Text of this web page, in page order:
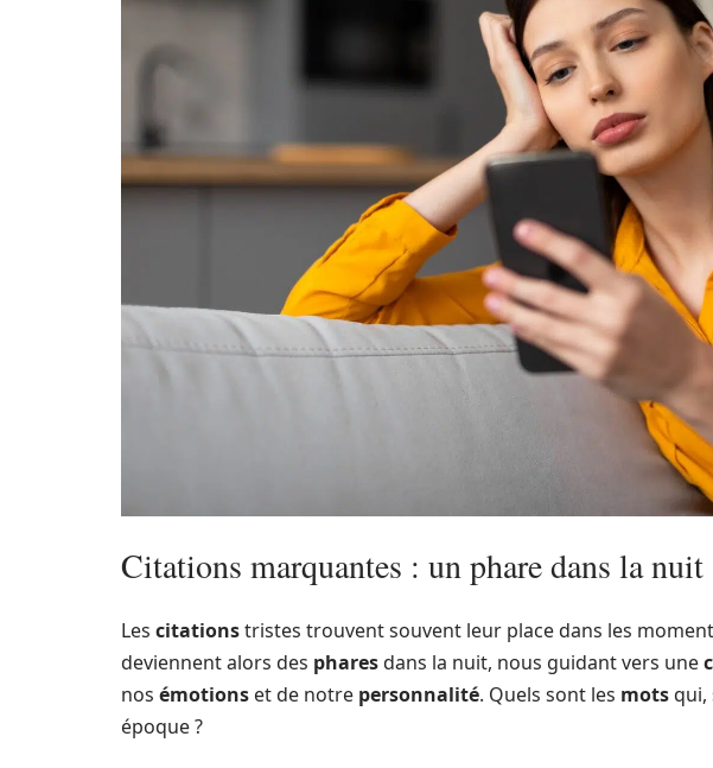
Citations marquantes : un phare dans la nuit
Les citationstristes trouvent souvent leur place dans les
deviennent alors des pharesdans la nuit, nous guidant vers une
nos émotions et de notre personnalité. Quels sont les motsqui,
époque ?